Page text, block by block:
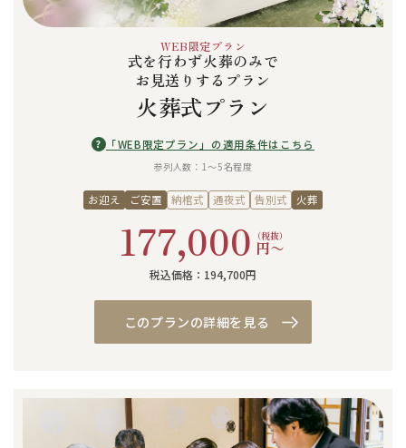
WEB限定プラン
式を行わず火葬のみで
お見送りするプラン
火葬式プラン
? 「WEB限定プラン」の適用条件はこちら
参列人数：1〜5名程度
お迎え ご安置 納棺式 通夜式 告別式 火葬
177,000 （税抜）
円〜
税込価格：194,700円
このプランの詳細を見る